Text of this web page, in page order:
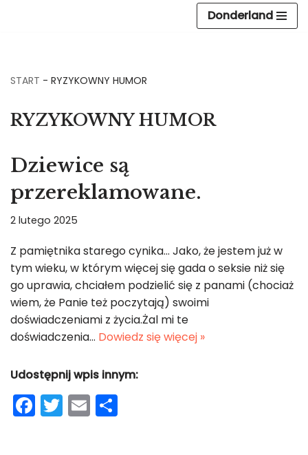
Donderland
START - RYZYKOWNY HUMOR
RYZYKOWNY HUMOR
Dziewice są
przereklamowane.
2 lutego 2025
Z pamiętnika starego cynika… Jako, że jestem już w
tym wieku, w którym więcej się gada o seksie niż się
go uprawia, chciałem podzielić się z panami (chociaż
wiem, że Panie też poczytają) swoimi
doświadczeniami z życia.Żal mi te
doświadczenia… Dowiedz się więcej »
Udostępnij wpis innym:
F
a
T
w
E
m